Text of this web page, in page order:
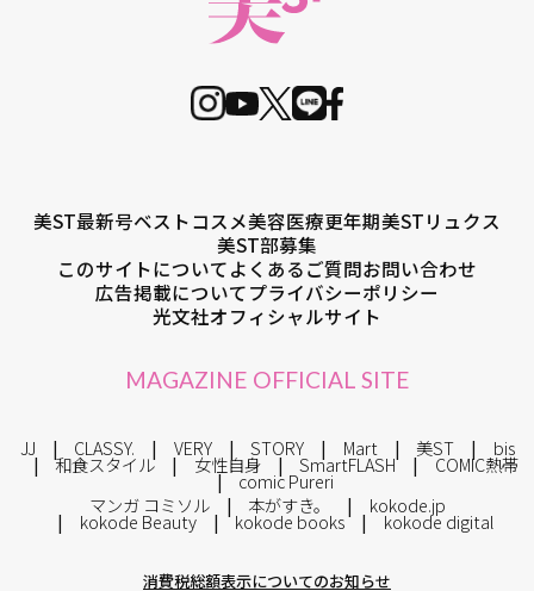
美ST最新号ベストコスメ美容医療更年期美STリュクス
美ST部募集
このサイトについてよくあるご質問お問い合わせ
広告掲載についてプライバシーポリシー
光文社オフィシャルサイト
MAGAZINE OFFICIAL SITE
JJ CLASSY. VERY STORY Mart 美ST bis
和食スタイル 女性自身 SmartFLASH COMIC熱帯
comic Pureri
マンガ コミソル
本がすき。 kokode.jp
kokode Beauty kokode books kokode digital
消費税総額表示についてのお知らせ